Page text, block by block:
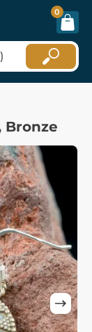
0
Bronze